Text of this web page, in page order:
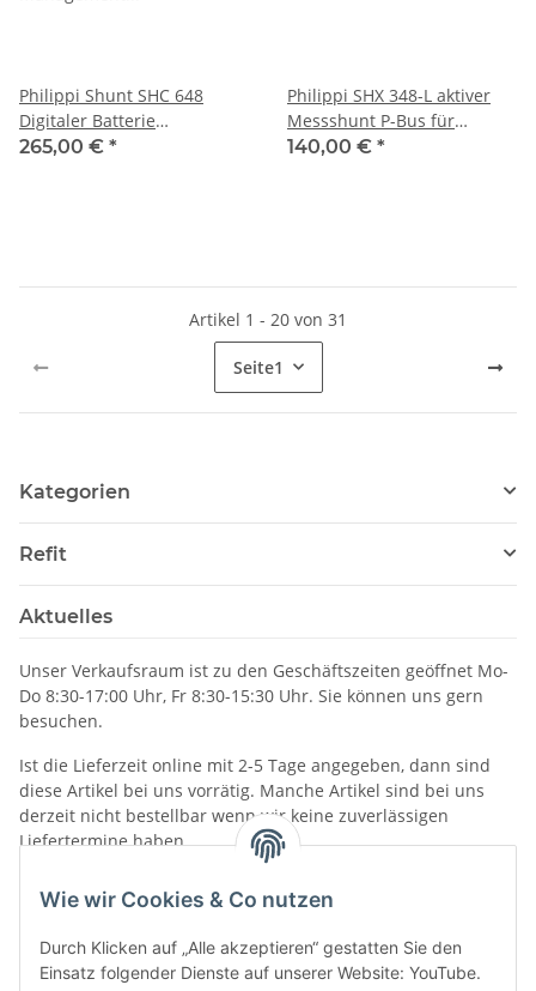
Wie wir Cookies & Co nutzen
Durch Klicken auf „Alle akzeptieren“ gestatten Sie den
Einsatz folgender Dienste auf unserer Website: YouTube.
Philippi Shunt SHC 648
Digitaler Batterie
Management Shunt P-Bus,
265,00 € *
Philippi SHX 348-L aktiver
Messshunt P-Bus für
Solarzellen oder
140,00 € *
Artikel 1 - 20 von 31
Seite1
Kategorien
Refit
Aktuelles
Unser Verkaufsraum ist zu den Geschäftszeiten geöffnet Mo-
Do 8:30-17:00 Uhr, Fr 8:30-15:30 Uhr. Sie können uns gern
besuchen.
Ist die Lieferzeit online mit 2-5 Tage angegeben, dann sind
diese Artikel bei uns vorrätig. Manche Artikel sind bei uns
derzeit nicht bestellbar wenn wir keine zuverlässigen
Liefertermine haben.